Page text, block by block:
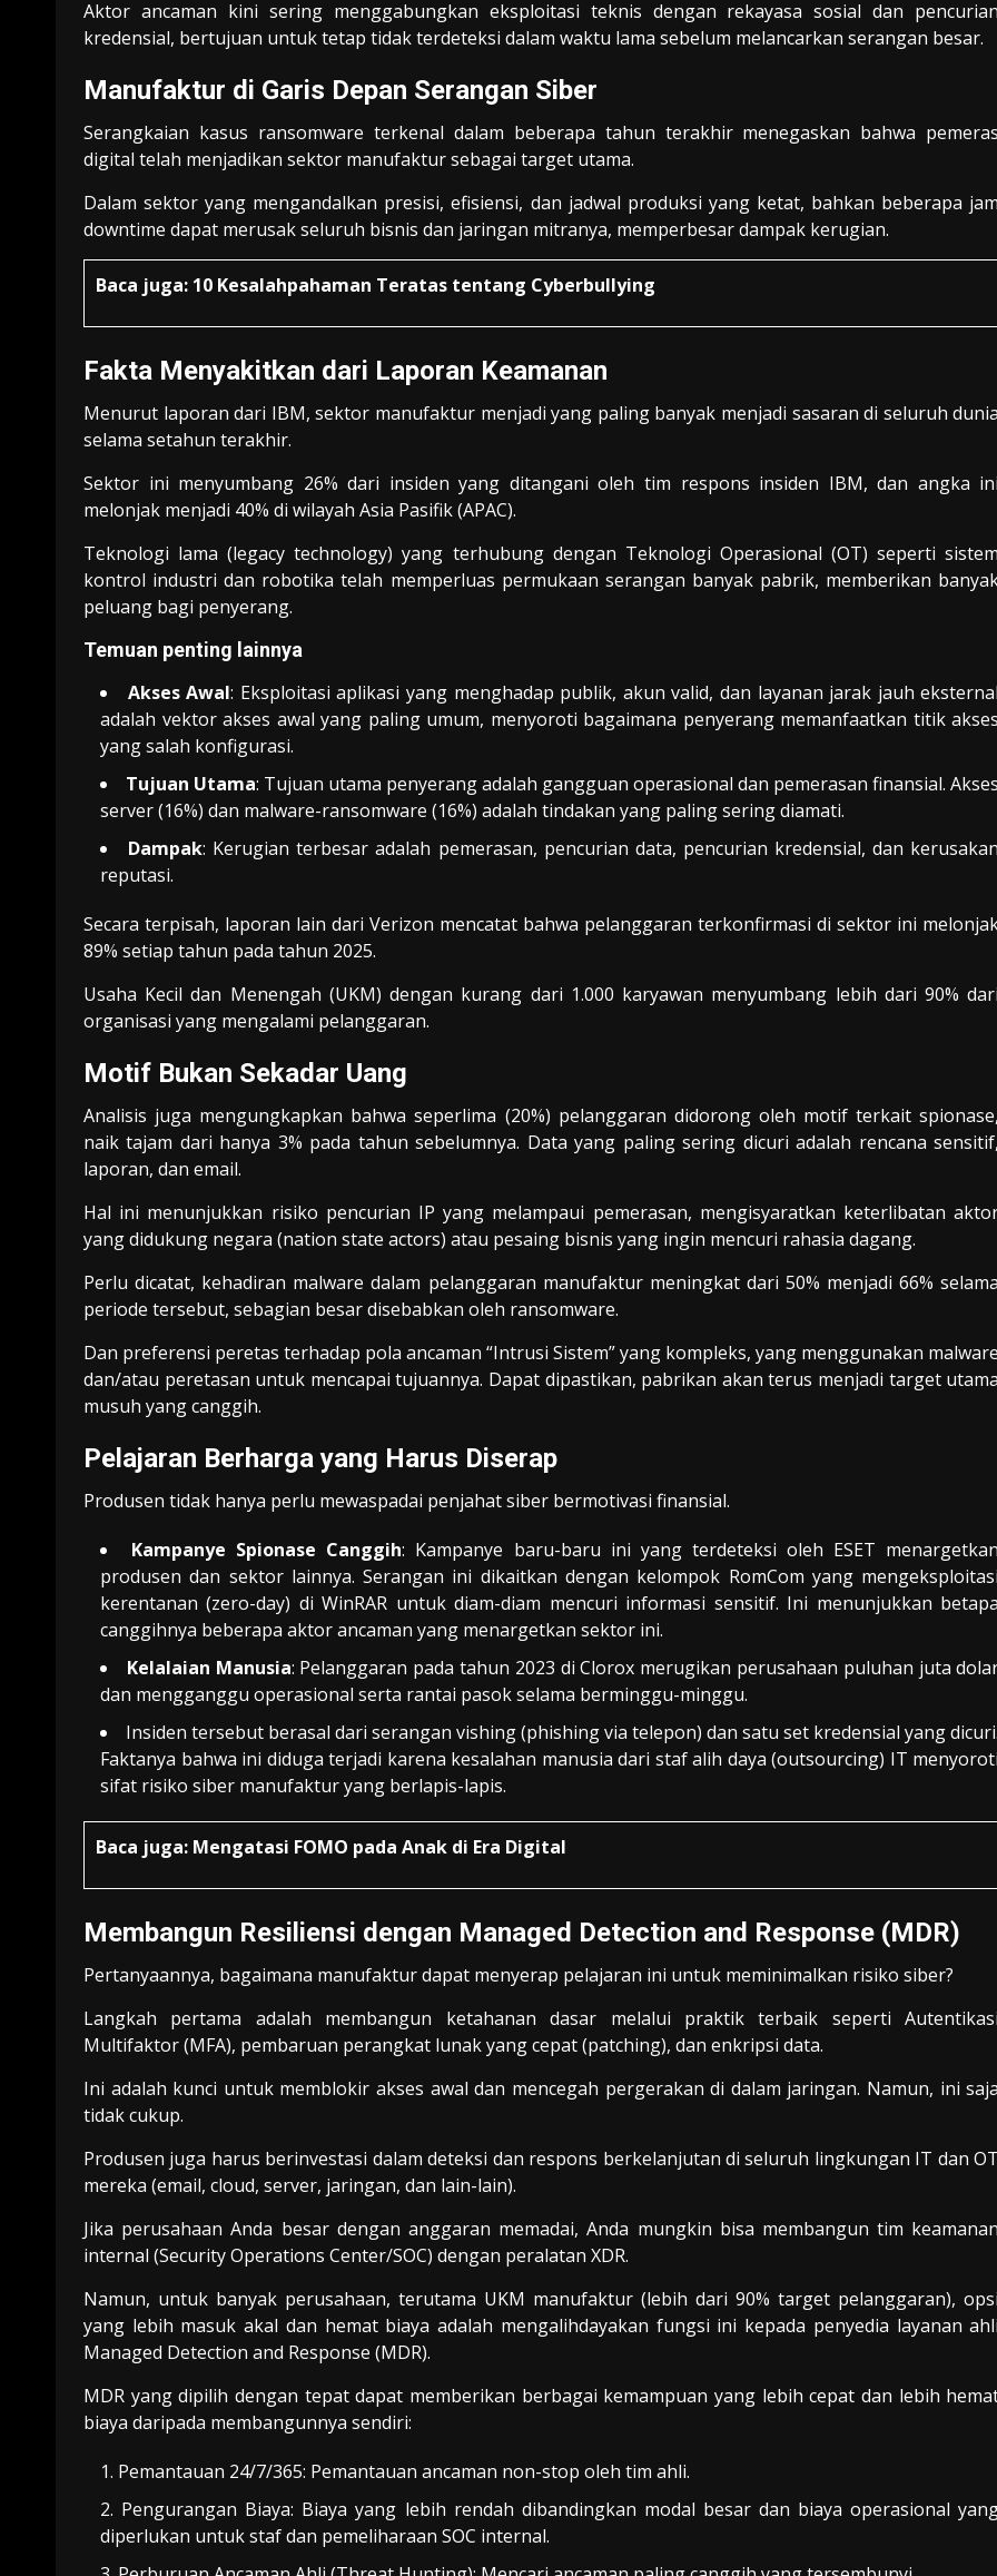
Aktor ancaman kini sering menggabungkan eksploitasi teknis dengan rekayasa sosial dan pencurian
kredensial, bertujuan untuk tetap tidak terdeteksi dalam waktu lama sebelum melancarkan serangan besar.
Manufaktur di Garis Depan Serangan Siber
Serangkaian kasus ransomware terkenal dalam beberapa tahun terakhir menegaskan bahwa pemeras
digital telah menjadikan sektor manufaktur sebagai target utama.
Dalam sektor yang mengandalkan presisi, efisiensi, dan jadwal produksi yang ketat, bahkan beberapa jam
downtime dapat merusak seluruh bisnis dan jaringan mitranya, memperbesar dampak kerugian.
Baca juga: 10 Kesalahpahaman Teratas tentang Cyberbullying
Fakta Menyakitkan dari Laporan Keamanan
Menurut laporan dari IBM, sektor manufaktur menjadi yang paling banyak menjadi sasaran di seluruh dunia
selama setahun terakhir.
Sektor ini menyumbang 26% dari insiden yang ditangani oleh tim respons insiden IBM, dan angka ini
melonjak menjadi 40% di wilayah Asia Pasifik (APAC).
Teknologi lama (legacy technology) yang terhubung dengan Teknologi Operasional (OT) seperti sistem
kontrol industri dan robotika telah memperluas permukaan serangan banyak pabrik, memberikan
peluang bagi penyerang.
Temuan penting lainnya
Akses Awal: Eksploitasi aplikasi yang menghadap publik, akun valid, dan layanan jarak jauh eksternal
adalah vektor akses awal yang paling umum, menyoroti bagaimana penyerang memanfaatkan titik akses
yang salah konfigurasi.
Tujuan Utama: Tujuan utama penyerang adalah gangguan operasional dan pemerasan finansial. Akses
server (16%) dan malware-ransomware (16%) adalah tindakan yang paling sering diamati.
Dampak: Kerugian terbesar adalah pemerasan, pencurian data, pencurian kredensial, dan kerusakan
reputasi.
Secara terpisah, laporan lain dari Verizon mencatat bahwa pelanggaran terkonfirmasi di sektor ini
89% setiap tahun pada tahun 2025.
Usaha Kecil dan Menengah (UKM) dengan kurang dari 1.000 karyawan menyumbang lebih dari 90% dari
organisasi yang mengalami pelanggaran.
Motif Bukan Sekadar Uang
Analisis juga mengungkapkan bahwa seperlima (20%) pelanggaran didorong oleh motif terkait spionase,
naik tajam dari hanya 3% pada tahun sebelumnya. Data yang paling sering dicuri adalah rencana sensitif,
laporan, dan email.
Hal ini menunjukkan risiko pencurian IP yang melampaui pemerasan, mengisyaratkan keterlibatan
yang didukung negara (nation state actors) atau pesaing bisnis yang ingin mencuri rahasia dagang.
Perlu dicatat, kehadiran malware dalam pelanggaran manufaktur meningkat dari 50% menjadi 66% selama
periode tersebut, sebagian besar disebabkan oleh ransomware.
Dan preferensi peretas terhadap pola ancaman “Intrusi Sistem” yang kompleks, yang menggunakan malware
dan/atau peretasan untuk mencapai tujuannya. Dapat dipastikan, pabrikan akan terus menjadi target utama
musuh yang canggih.
Pelajaran Berharga yang Harus Diserap
Produsen tidak hanya perlu mewaspadai penjahat siber bermotivasi finansial.
Kampanye Spionase Canggih: Kampanye baru-baru ini yang terdeteksi oleh ESET menargetkan
produsen dan sektor lainnya. Serangan ini dikaitkan dengan kelompok RomCom yang mengeksploitasi
kerentanan (zero-day) di WinRAR untuk diam-diam mencuri informasi sensitif. Ini menunjukkan betapa
canggihnya beberapa aktor ancaman yang menargetkan sektor ini.
Kelalaian Manusia: Pelanggaran pada tahun 2023 di Clorox merugikan perusahaan puluhan juta
dan mengganggu operasional serta rantai pasok selama berminggu-minggu.
Insiden tersebut berasal dari serangan vishing (phishing via telepon) dan satu set kredensial yang dicuri.
Faktanya bahwa ini diduga terjadi karena kesalahan manusia dari staf alih daya (outsourcing) IT menyoroti
sifat risiko siber manufaktur yang berlapis-lapis.
Baca juga: Mengatasi FOMO pada Anak di Era Digital
Membangun Resiliensi dengan Managed Detection and Response (MDR)
Pertanyaannya, bagaimana manufaktur dapat menyerap pelajaran ini untuk meminimalkan risiko siber?
Langkah pertama adalah membangun ketahanan dasar melalui praktik terbaik seperti Autentikasi
Multifaktor (MFA), pembaruan perangkat lunak yang cepat (patching), dan enkripsi data.
Ini adalah kunci untuk memblokir akses awal dan mencegah pergerakan di dalam jaringan. Namun, ini saja
tidak cukup.
Produsen juga harus berinvestasi dalam deteksi dan respons berkelanjutan di seluruh lingkungan IT dan OT
mereka (email, cloud, server, jaringan, dan lain-lain).
Jika perusahaan Anda besar dengan anggaran memadai, Anda mungkin bisa membangun tim keamanan
internal (Security Operations Center/SOC) dengan peralatan XDR.
Namun, untuk banyak perusahaan, terutama UKM manufaktur (lebih dari 90% target pelanggaran), opsi
yang lebih masuk akal dan hemat biaya adalah mengalihdayakan fungsi ini kepada penyedia layanan ahli
Managed Detection and Response (MDR).
MDR yang dipilih dengan tepat dapat memberikan berbagai kemampuan yang lebih cepat dan lebih
biaya daripada membangunnya sendiri:
Pemantauan 24/7/365: Pemantauan ancaman non-stop oleh tim ahli.
Pengurangan Biaya: Biaya yang lebih rendah dibandingkan modal besar dan biaya operasional
diperlukan untuk staf dan pemeliharaan SOC internal.